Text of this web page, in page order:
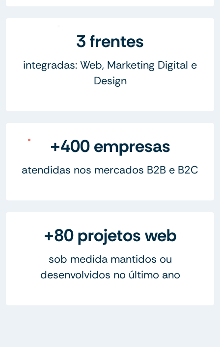
3 frentes
integradas: Web, Marketing Digital e
Design
+400 empresas
atendidas nos mercados B2B e B2C
+80 projetos web
sob medida mantidos ou
desenvolvidos no último ano